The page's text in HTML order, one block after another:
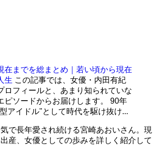
在までを総まとめ｜若い頃から現在
生 この記事では、女優・内田有紀
ロフィールと、あまり知られていな
ピソードからお届けします。 90年
アイドル"として時代を駆け抜け...
で長年愛され続ける宮崎あおいさん。現
産、女優としての歩みを詳しく紹介して